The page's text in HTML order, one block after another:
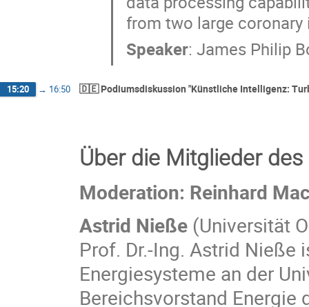
from two large coronary
Speaker:James Philip
15:20 → 16:50 🇩🇪 Podiumsdiskussion "Künstliche Intelligenz:
Über die Mitglieder
Moderation: Reinhard
Astrid Nieße (Universität
Prof. Dr.-Ing. Astrid
Energiesysteme an der
Bereichsvorstand Energie